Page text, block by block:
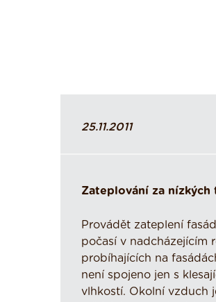
25.11.2011
Zateplování za nízkých
Provádět zateplení
počasí v nadcházejícím
probíhajících na
není spojeno jen s
vlhkostí. Okolní vzduch